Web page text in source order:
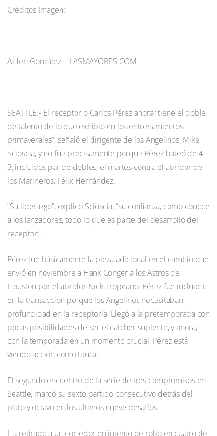
Créditos Imagen:
Alden González | LASMAYORES.COM
SEATTLE.- El receptor o Carlos Pérez ahora “tiene el doble
de talento de lo que exhibió en los entrenamientos
primaverales”, señaló el dirigente de los Angelinos, Mike
Scioscia, y no fue precisamente porque Pérez bateó de 4-
3, incluidos par de dobles, el martes contra el abridor de
los Marineros, Félix Hernández.
“Su liderazgo”, explicó Scioscia, “su confianza, cómo conoce
a los lanzadores, todo lo que es parte del desarrollo del
receptor”.
Pérez fue básicamente la pieza adicional en el cambio que
envió en noviembre a Hank Conger a los Astros de
Houston por el abridor Nick Tropeano. Pérez fue incluido
en la transacción porque los Angelinos necesitaban
profundidad en la receptoría. Llegó a la pretemporada con
pocas posibilidades de ser el catcher suplente, y ahora,
con la temporada en un momento crucial, Pérez está
viendo acción como titular.
El segundo encuentro de la serie de tres compromisos en
Seattle, marcó su sexto partido consecutivo detrás del
plato y octavo en los últimos nueve desafíos.
Ha retirado a un corredor en intento de robo en cuatro de